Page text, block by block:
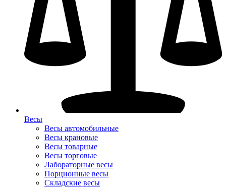
Весы
Весы автомобильные
Весы крановые
Весы товарные
Весы торговые
Лабораторные весы
Порционные весы
Складские весы